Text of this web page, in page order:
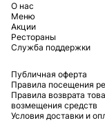
O нас
Меню
Акции
Рестораны
Служба поддержки
Публичная оферта
Правила посещения
Правила возврата
возмещения средств
Условия доставки и